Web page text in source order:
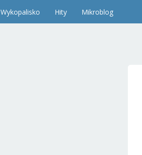
Wykopalisko Hity Mikroblog